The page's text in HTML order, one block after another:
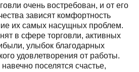
очень востребован, и от его
зависят комфортность
их самых насущных проблем.
в сфере торговли, активных
улыбок благодарных
удовлетворения от работы.
поселятся счастье,